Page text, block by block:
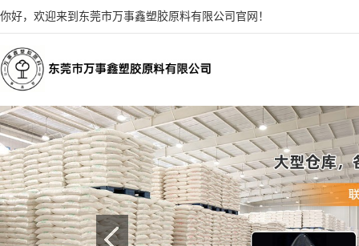
你好，欢迎来到东莞市万事鑫塑胶原料有限公司官网！